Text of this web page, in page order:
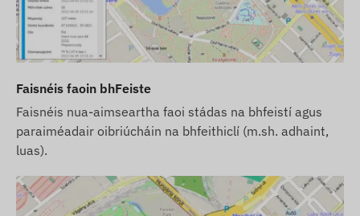
Faisnéis faoin bhFeiste
Faisnéis nua-aimseartha faoi stádas na bhfeistí agus
paraiméadair oibriúcháin na bhfeithiclí (m.sh. adhaint,
luas).